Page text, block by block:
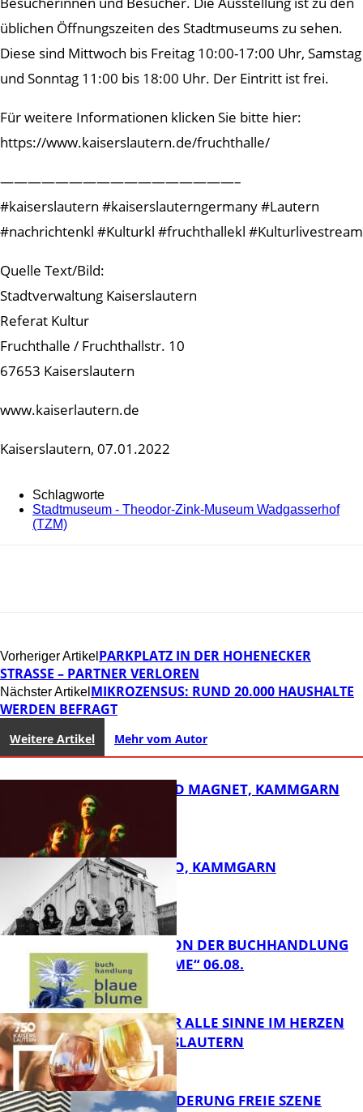
üblichen Öffnungszeiten des Stadtmuseums zu sehen.
Diese sind Mittwoch bis Freitag 10:00-17:00 Uhr, Samstag
und Sonntag 11:00 bis 18:00 Uhr. Der Eintritt ist frei.
Für weitere Informationen klicken Sie bitte hier:
https://www.kaiserslautern.de/fruchthalle/
—————————————————–
#kaiserslautern #kaiserslauterngermany #Lautern
#nachrichtenkl #Kulturkl #fruchthallekl #Kulturlivestream
Quelle Text/Bild:
Stadtverwaltung Kaiserslautern
Referat Kultur
Fruchthalle / Fruchthallstr. 10
67653 Kaiserslautern
www.kaiserlautern.de
Kaiserslautern, 07.01.2022
Schlagworte
Stadtmuseum - Theodor-Zink-Museum Wadgasserhof
(TZM)
Vorheriger Artikel PARKPLATZ IN DER HOHENECKER
STRASSE – PARTNER VERLOREN
Nächster Artikel MIKROZENSUS: RUND 20.000 HAUSHALTE
WERDEN BEFRAGT
Weitere Artikel Mehr vom Autor
FB Kultur
DIRTY SOUND MAGNET, KAMMGARN
ROSE TATTOO, KAMMGARN
FB Kultur
LESETIPPS VON DER BUCHHANDLUNG
„BLAUE BLUME“ 06.08.
GENÜSSE FÜR ALLE SINNE IM HERZEN
VON KAISERSLAUTERN
PROJEKTFÖRDERUNG FREIE SZENE